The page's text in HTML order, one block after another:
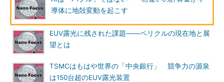
導体に地殻変動を起こす
EUV露光に残された課題――ペリクルの現在地と展
望とは
TSMCはもはや世界の「中央銀行」 競争力の源泉
は150台超のEUV露光装置